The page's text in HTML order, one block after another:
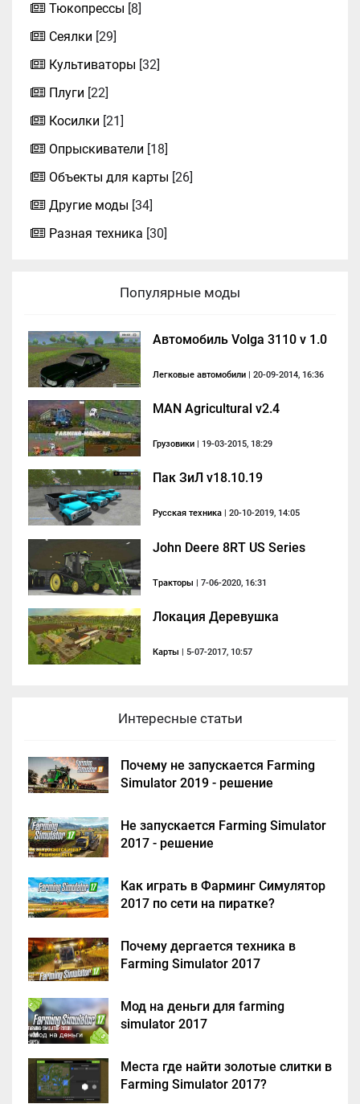
Тюкопрессы [8]
Сеялки [29]
Культиваторы [32]
Плуги [22]
Косилки [21]
Опрыскиватели [18]
Объекты для карты [26]
Другие моды [34]
Разная техника [30]
Популярные моды
Автомобиль Volga 3110 v 1.0
Легковые автомобили | 20-09-2014, 16:36
MAN Agricultural v2.4
Грузовики | 19-03-2015, 18:29
Пак ЗиЛ v18.10.19
Русская техника | 20-10-2019, 14:05
John Deere 8RT US Series
Тракторы | 7-06-2020, 16:31
Локация Деревушка
Карты | 5-07-2017, 10:57
Интересные статьи
Почему не запускается Farming
Simulator 2019 - решение
Не запускается Farming Simulator
2017 - решение
Как играть в Фарминг Симулятор
2017 по сети на пиратке?
Почему дергается техника в
Farming Simulator 2017
Мод на деньги для farming
simulator 2017
Места где найти золотые слитки в
Farming Simulator 2017?